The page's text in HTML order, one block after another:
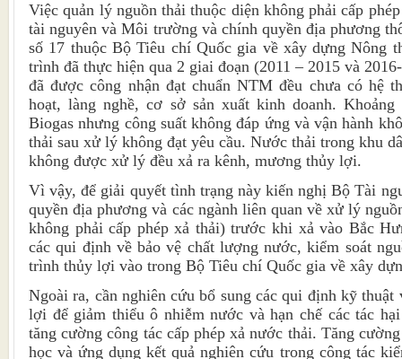
Việc quản lý nguồn thải thuộc diện không phải cấp
tài nguyên và Môi trường và chính quyền địa phương
số 17 thuộc Bộ Tiêu chí Quốc gia về xây dựng Nông
trình đã thực hiện qua 2 giai đoạn (2011 – 2015 và
đã được công nhận đạt chuẩn NTM đều chưa có hệ
hoạt, làng nghề, cơ sở sản xuất kinh doanh.
Biogas nhưng công suất không đáp ứng và vận hành
thải sau xử lý không đạt yêu cầu. Nước thải trong khu
không được xử lý đều xả ra kênh, mương thủy lợi.
Vì vậy, để giải quyết tình trạng này kiến nghị Bộ Tài
quyền địa phương và các ngành liên quan về xử lý
không phải cấp phép xả thải) trước khi xả vào Bắc
các qui định về bảo vệ chất lượng nước, kiểm soát
trình thủy lợi vào trong Bộ Tiêu chí Quốc gia về xây
Ngoài ra, cần nghiên cứu bổ sung các qui định kỹ thuật
lợi để giảm thiểu ô nhiễm nước và hạn chế các tác
tăng cường công tác cấp phép xả nước thải. Tăng
học và ứng dụng kết quả nghiên cứu trong công tác